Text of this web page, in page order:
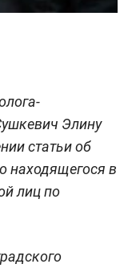
Элину
статьи об
находящегося в
лиц по